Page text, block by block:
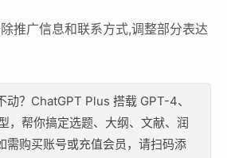
除推广信息和联系方式,调整部分表达
动？ChatGPT Plus 搭载 GPT-4、
，帮你搞定选题、大纲、文献、润
需购买账号或充值会员，请扫码添